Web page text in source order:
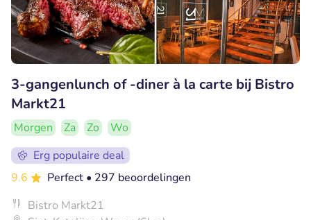
3-gangenlunch of -diner à la carte bij Bistro
Markt21
Morgen Za Zo
Wo
Erg populaire deal
9.6
Perfect • 297 beoordelingen
Bistro Markt21